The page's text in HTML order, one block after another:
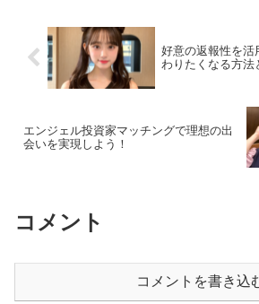
好意の返報性を活
わりたくなる方法
エンジェル投資家マッチングで理想の出
会いを実現しよう！
コメント
コメントを書き込